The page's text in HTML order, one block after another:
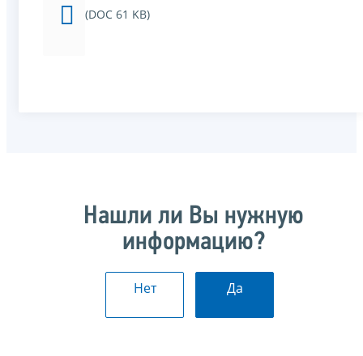
(DOC 61 KB)
Нашли ли Вы нужную
информацию?
Нет Да